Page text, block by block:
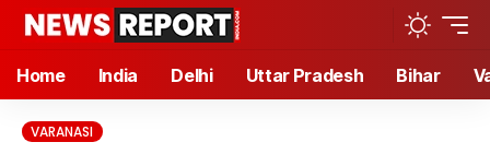
Home India Delhi Uttar Pradesh Bihar
VARANASI